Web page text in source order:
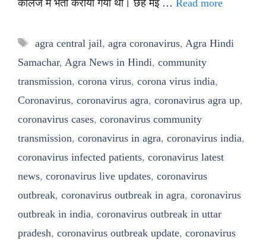
कॉलेज में भर्ती कराया गया था। छह मई … Read more
Tags
agra central jail, agra coronavirus, Agra Hindi
Samachar, Agra News in Hindi, community
transmission, corona virus, corona virus india,
Coronavirus, coronavirus agra, coronavirus agra up,
coronavirus cases, coronavirus community
transmission, coronavirus in agra, coronavirus india,
coronavirus infected patients, coronavirus latest
news, coronavirus live updates, coronavirus
outbreak, coronavirus outbreak in agra, coronavirus
outbreak in india, coronavirus outbreak in uttar
pradesh, coronavirus outbreak update, coronavirus